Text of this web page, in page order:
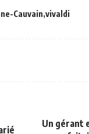
Cauvain vivaldi
Un gérant